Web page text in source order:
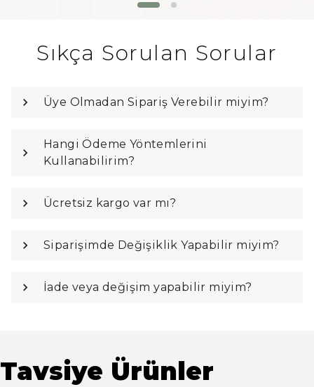
Sıkça Sorulan Sorular
Üye Olmadan Sipariş Verebilir miyim?
Hangi Ödeme Yöntemlerini
Kullanabilirim?
Ücretsiz kargo var mı?
Siparişimde Değişiklik Yapabilir miyim?
İade veya değişim yapabilir miyim?
Tavsiye Ürünler